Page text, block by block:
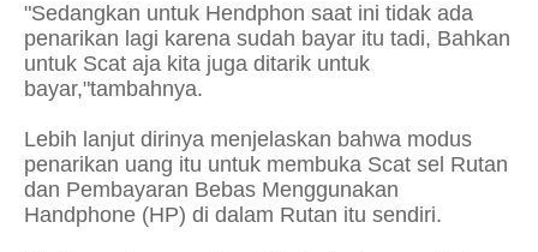
"Sedangkan untuk Hendphon saat ini tidak ada
penarikan lagi karena sudah bayar itu tadi, Bahkan
untuk Scat aja kita juga ditarik untuk
bayar,"tambahnya.
Lebih lanjut dirinya menjelaskan bahwa modus
penarikan uang itu untuk membuka Scat sel Rutan
dan Pembayaran Bebas Menggunakan
Handphone (HP) di dalam Rutan itu sendiri.